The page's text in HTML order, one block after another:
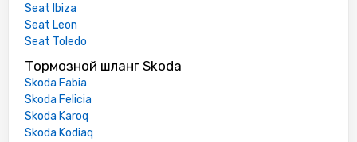
Seat Ibiza
Seat Leon
Seat Toledo
Тормозной шланг Skoda
Skoda Fabia
Skoda Felicia
Skoda Karoq
Skoda Kodiaq